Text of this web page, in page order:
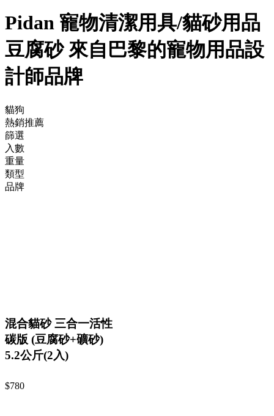
Pidan 寵物清潔用具/貓砂用品
豆腐砂 來自巴黎的寵物用品設
計師品牌
貓狗
熱銷推薦
篩選
入數
重量
類型
品牌
混合貓砂 三合一活性
碳版 (豆腐砂+礦砂)
5.2公斤(2入)
$780